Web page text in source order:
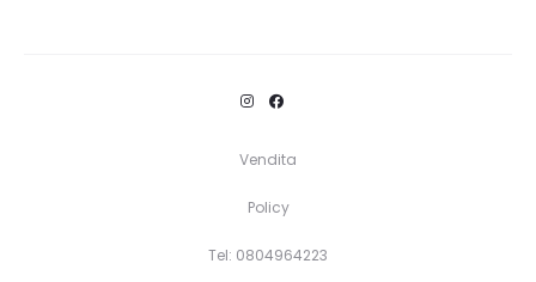
Vendita
Policy
Tel: 0804964223